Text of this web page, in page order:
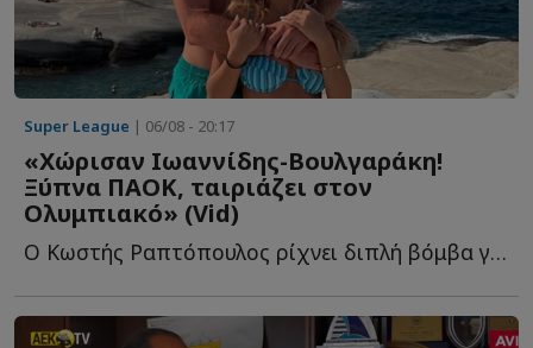
Super League | 06/08 - 20:17
«Χώρισαν Ιωαννίδης-Βουλγαράκη!
Ξύπνα ΠΑΟΚ, ταιριάζει στον
Ολυμπιακό» (Vid)
Ο Κωστής Ραπτόπουλος ρίχνει διπλή βόμβα για τον Φώτη Ι...